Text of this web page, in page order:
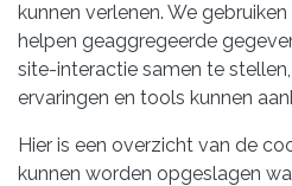
kunnen verlenen. We
helpen geaggregeerde
site-interactie samen te
ervaringen en tools kunnen
Hier is een overzicht van de
kunnen worden opgeslagen